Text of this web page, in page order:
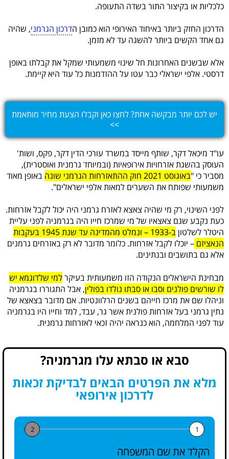
כלכליות או בקיצור התור בשדה התעופה.
הדרכון החזק ביותר באיחוד האירופי הוא כמובן הדרכון הגרמני, שהיה
גם אחד הקשים ביותר להשגה עד לא מזמן.
אלא שבשנים האחרונות חל שינוי משמעותי שמקל את קבלתו באופן
דרסטי. אלפי ישראלי כבר עטו על ההזדמנות כל עוד היא קיימת.
יש לכם יותר מבקשה אחת? לחצו כאן וקבלו הצעת מחיר מותאמת
>>
עו"ד מיכאל דקר, שותף מייסד במשרד עורכי הדין דקר, פקס, ושות'
העוסק בהשגת אזרחויות אירופאיות (ובמיוחד גרמנית ואוסטרית),
מסביר כי "באוגוסט 2021 חוק ההתאזרחות הגרמני שונה
באופן מאוד
משמעותי שפותח את השערים למאות אלפי ישראלים".
לפני השינוי, רק מי שהיה צאצא לאזרח גרמני היה יכול לקבל אזרחות.
כעת נקבע שגם צאצאיו של מי שמרכז חייו היה בגרמניה לפני עליית
היטלר לשלטון
ב-1933 – ונמלט מהמדינה עד שנת 1945 בעקבות
הנאציזם – יוכלו לקבל אזרחות. כלומר מדובר לא רק באזרחים גרמנים
אלא גם בתושבים ובנתינים.
מבחינת הישראלים הנקודה הזו משמעותית בעיקרלמי שלדוגמא יש
לו שורשים פולנים וסבו או סבתו נולדו בפולין, אבל התגוררו בגרמניה
וניהלו שם את מרכז חייהם בשנים הרלוונטיות. אם מדובר בצאצא של
נתין גרמני בעל אזרחות פולנית אשר גר, עבד, למד וחייו היו בגרמניה
עוד לפני המלחמה, הוא כנראה יהיה זכאי לאזרחות גרמנית.
סבא או סבתא עלו מגרמניה?
מלא את הפרטים הבאים לבדיקת זכאות
לדרכון אירופאי
1
2
הקלד את שם המשפחה